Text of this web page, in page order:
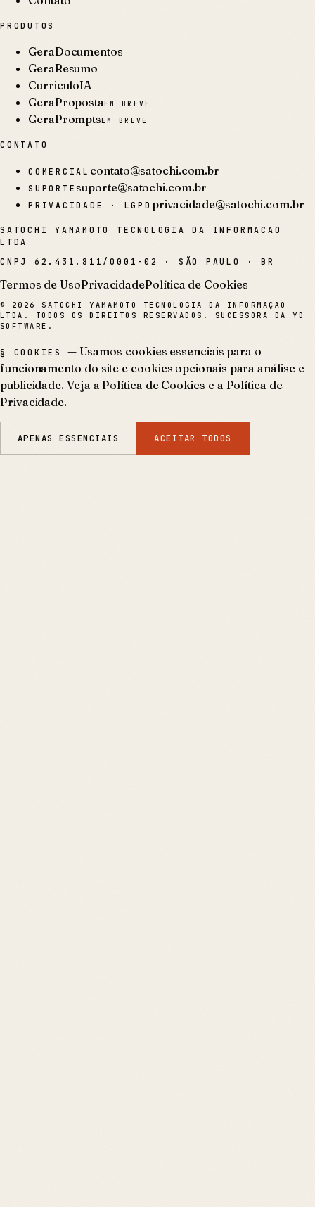
PRODUTOS
GeraDocumentos
GeraResumo
CurriculoIA
GeraPropostaEM BREVE
GeraPromptsEM BREVE
CONTATO
COMERCIAL contato@satochi.com.br
SUPORTEsuporte@satochi.com.br
PRIVACIDADE · LGPD privacidade@satochi.com.br
SATOCHI YAMAMOTO TECNOLOGIA DA INFORMACAO
LTDA
CNPJ 62.431.811/0001-02 · SÃO PAULO · BR
Termos de UsoPrivacidadePolítica de Cookies
© 2026
SATOCHI YAMAMOTO TECNOLOGIA DA INFORMAÇÃO
LTDA. TODOS OS DIREITOS RESERVADOS. SUCESSORA DA YD
SOFTWARE.
§ COOKIES
— Usamos cookies essenciais para o
funcionamento do site e cookies opcionais para análise e
publicidade. Veja a Política de Cookies e a Política de
Privacidade.
APENAS ESSENCIAIS ACEITAR TODOS